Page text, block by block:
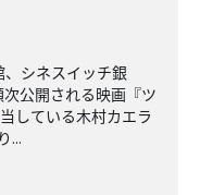
シネスイッチ銀
公開される映画『ツ
している木村カエラ
...